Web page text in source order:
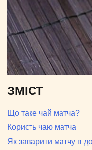
ЗМІСТ
Що таке чай матча?
Користь чаю матча
Як заварити матчу в